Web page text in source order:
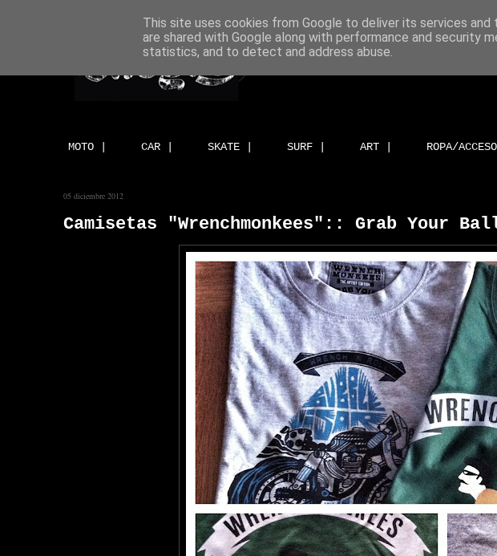
MOTO | CAR | SKATE | SURF | ART | ROPA/
05 diciembre 2012
Camisetas "Wrenchmonkees":: Grab Your
This site uses cookies from Google to deliver its services
are shared with Google along with performance and security
statistics, and to detect and address abuse.